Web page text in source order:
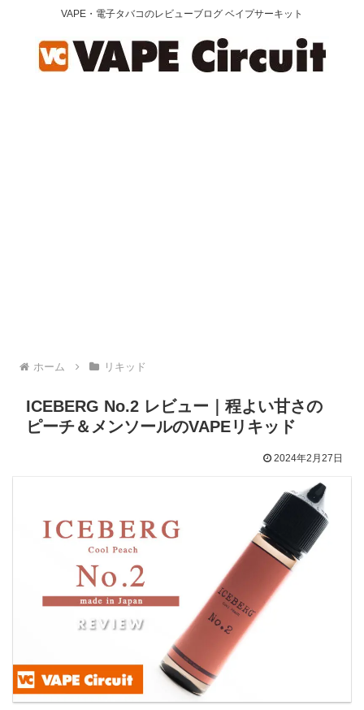
VAPE・電子タバコのレビューブログ ベイプサーキット
ホーム リキッド
ICEBERG No.2 レビュー｜程よい甘さの
ピーチ＆メンソールのVAPEリキッド
2024年2月27日